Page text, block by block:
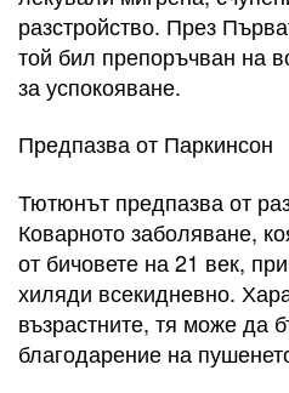
разстройство. През
той бил препоръчван на
за успокояване.
Предпазва от Паркинсон
Тютюнът предпазва от
Коварното заболяване,
от бичовете на 21 век,
хиляди всекидневно.
възрастните, тя може да
благодарение на